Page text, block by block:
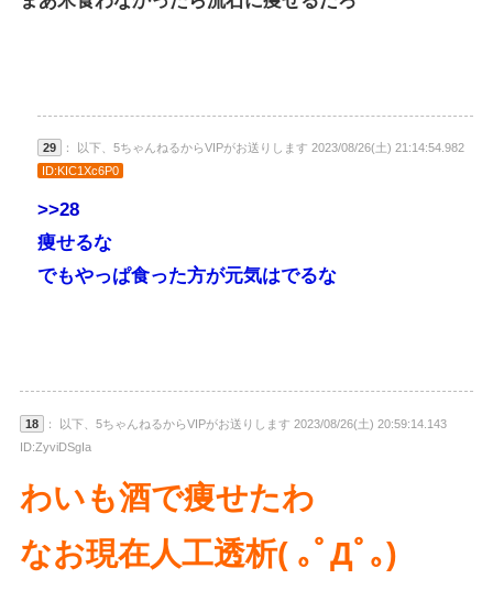
29
： 以下、5ちゃんねるからVIPがお送りします 2023/08/26(土) 21:14:54.982
ID:KIC1Xc6P0
>>28
痩せるな
でもやっぱ食った方が元気はでるな
18
： 以下、5ちゃんねるからVIPがお送りします 2023/08/26(土) 20:59:14.143
ID:ZyviDSgIa
わいも酒で痩せたわ
なお現在人工透析( ｡ﾟДﾟ｡)